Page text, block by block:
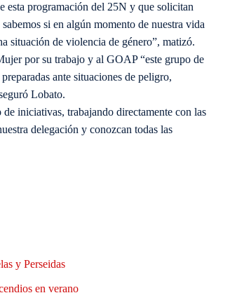
esta programación del 25N y que solicitan
si en algún momento de nuestra vida
situación de violencia de género”, matizó.
por su trabajo y al GOAP “este grupo de
ante situaciones de peligro,
Lobato.
iniciativas, trabajando directamente con las
delegación y conozcan todas las
y Perseidas
en verano